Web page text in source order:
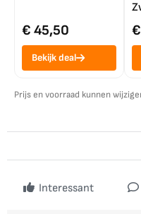
€ 45,50
Bekijk deal
Prijs en voorraad kunnen
Interessant